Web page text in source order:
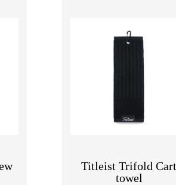
Titleist Trifold Cart
towel